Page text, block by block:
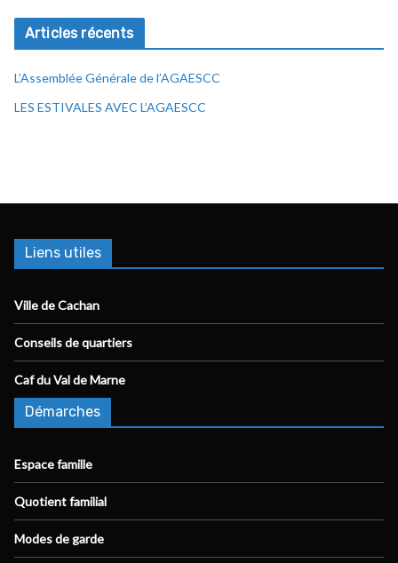
Articles récents
L’Assemblée Générale de l’AGAESCC
LES ESTIVALES AVEC L’AGAESCC
Liens utiles
Ville de Cachan
Conseils de quartiers
Caf du Val de Marne
Démarches
Espace famille
Quotient familial
Modes de garde